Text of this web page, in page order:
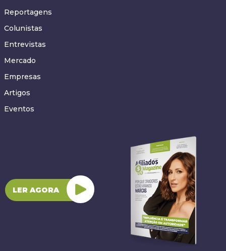
Reportagens
Colunistas
Entrevistas
Mercado
Empresas
Artigos
Eventos
LER AGORA